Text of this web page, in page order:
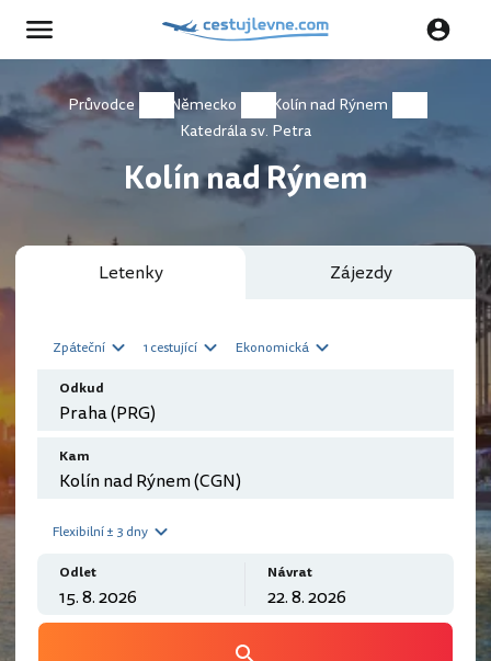
Průvodce Německo
Kolín nad Rýnem
Katedrála sv. Petra
Kolín nad Rýnem
Letenky Zájezdy
Zpáteční 1 cestující Ekonomická
Odkud
Kam
Flexibilní ± 3 dny
Odlet Návrat